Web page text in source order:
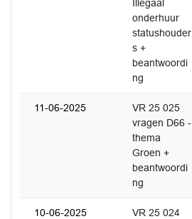
Illegaal
onderhuur
statushouder
s +
beantwoordi
ng
11-06-2025
VR 25 025
vragen D66 -
thema
Groen +
beantwoordi
ng
10-06-2025
VR 25 024